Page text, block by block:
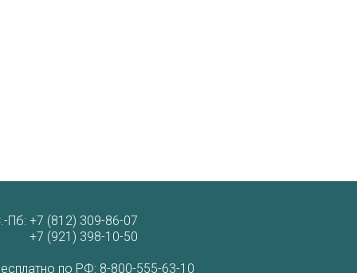
Пб: +7 (812) 309-86-07
+7 (921) 398-10-50
по РФ: 8-800-555-63-10